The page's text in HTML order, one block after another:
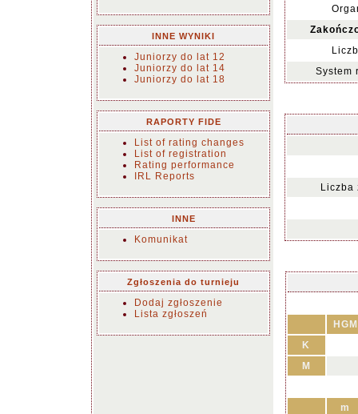
INNE WYNIKI
Juniorzy do lat 12
Juniorzy do lat 14
Juniorzy do lat 18
RAPORTY FIDE
List of rating changes
List of registration
Rating performance
IRL Reports
INNE
Komunikat
Zgłoszenia do turnieju
Dodaj zgłoszenie
Lista zgłoszeń
System
Liczba
HGM
K
M
m